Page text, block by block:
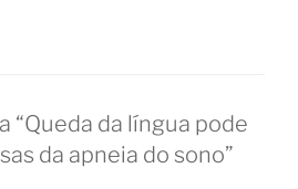
“Queda da língua pode
da apneia do sono”